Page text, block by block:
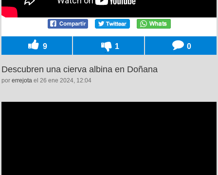
9 1 0
Descubren una cierva albina en Doñana
por errejota el 26 ene 2024, 12:04